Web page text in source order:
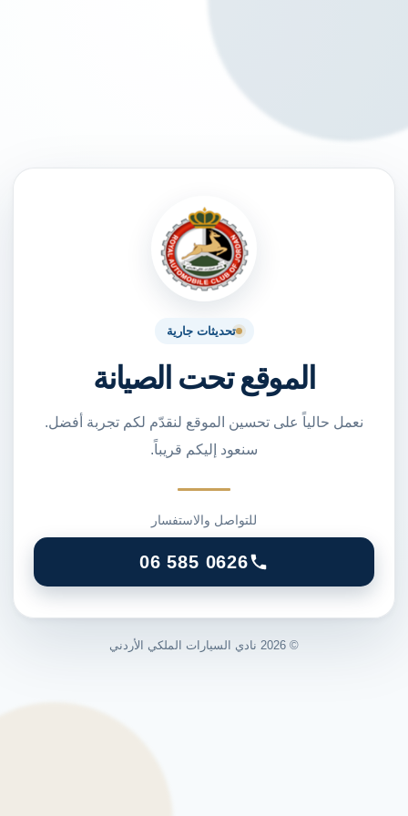
تحديثات جارية
الموقع تحت الصيانة
نعمل حالياً على تحسين الموقع لنقدّم لكم تجربة أفضل.
سنعود إليكم قريباً.
للتواصل والاستفسار
06 585 0626
©
2026 نادي السيارات الملكي الأردني